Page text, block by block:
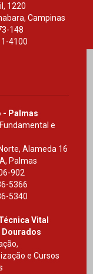
1220
Campinas
148
4100
- Palmas
e
Alameda 16
Palmas
902
5366
5340
Vital
Dourados
e Cursos